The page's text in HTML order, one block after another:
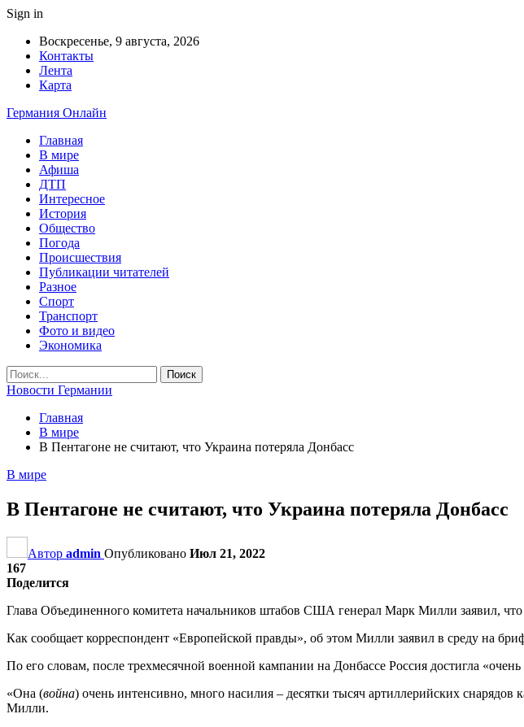
Sign in
Воскресенье, 9 августа, 2026
Контакты
Лента
Карта
Германия Онлайн
Главная
В мире
Афиша
ДТП
Интересное
История
Общество
Погода
Происшествия
Публикации читателей
Разное
Спорт
Транспорт
Фото и видео
Экономика
Новости Германии
Главная
В мире
В Пентагоне не считают, что Украина потеряла Донбасс
В мире
В Пентагоне не считают, что Украина потеряла Донбасс
Автор admin Опубликовано Июл 21, 2022
167
Поделится
Глава Объединенного комитета начальников штабов США генерал Марк Милли заявил,
Как сообщает корреспондент «Европейской правды», об этом Милли заявил в среду на
По его словам, после трехмесячной военной кампании на Донбассе Россия достигла
«Она (война) очень интенсивно, много насилия – десятки тысяч артиллерийских
Милли.